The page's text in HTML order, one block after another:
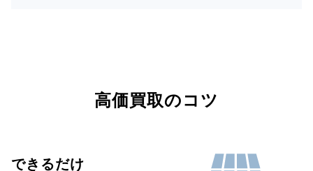
高価買取のコツ
できるだけ